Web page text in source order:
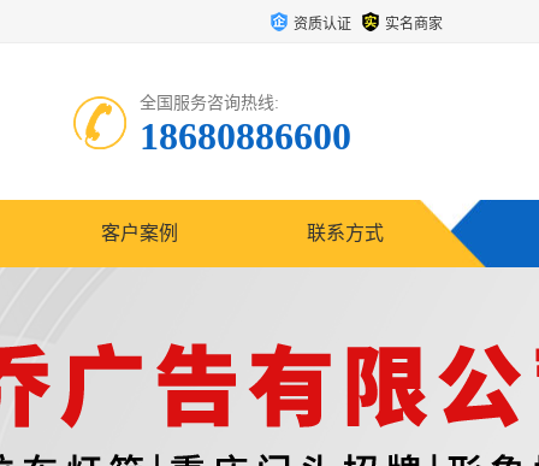
资质认证 实名商家
全国服务咨询热线:
18680886600
客户案例 联系方式